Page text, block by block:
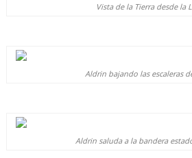
Vista de la Tierra desde la
Aldrin bajando las escaleras
Aldrin saluda a la bandera